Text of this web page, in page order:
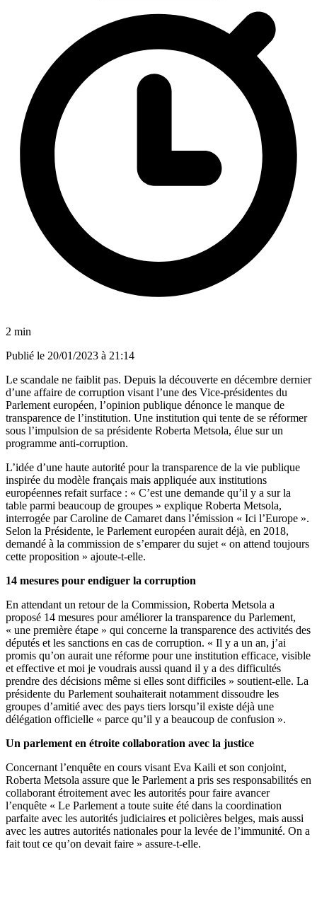
2 min
Publié le 20/01/2023 à 21:14
Le scandale ne faiblit pas. Depuis la découverte en décembre dernier
d’une affaire de corruption visant l’une des Vice-présidentes du
Parlement européen, l’opinion publique dénonce le manque de
transparence de l’institution. Une institution qui tente de se réformer
sous l’impulsion de sa présidente Roberta Metsola, élue sur un
programme anti-corruption.
L’idée d’une haute autorité pour la transparence de la vie publique
inspirée du modèle français mais appliquée aux institutions
européennes refait surface : « C’est une demande qu’il y a sur la
table parmi beaucoup de groupes » explique Roberta Metsola,
interrogée par Caroline de Camaret dans l’émission « Ici l’Europe ».
Selon la Présidente, le Parlement européen aurait déjà, en 2018,
demandé à la commission de s’emparer du sujet « on attend toujours
cette proposition » ajoute-t-elle.
14 mesures pour endiguer la corruption
En attendant un retour de la Commission, Roberta Metsola a
proposé 14 mesures pour améliorer la transparence du Parlement,
« une première étape » qui concerne la transparence des activités des
députés et les sanctions en cas de corruption. « Il y a un an, j’ai
promis qu’on aurait une réforme pour une institution efficace, visible
et effective et moi je voudrais aussi quand il y a des difficultés
prendre des décisions même si elles sont difficiles » soutient-elle. La
présidente du Parlement souhaiterait notamment dissoudre les
groupes d’amitié avec des pays tiers lorsqu’il existe déjà une
délégation officielle « parce qu’il y a beaucoup de confusion ».
Un parlement en étroite collaboration avec la justice
Concernant l’enquête en cours visant Eva Kaili et son conjoint,
Roberta Metsola assure que le Parlement a pris ses responsabilités en
collaborant étroitement avec les autorités pour faire avancer
l’enquête « Le Parlement a toute suite été dans la coordination
parfaite avec les autorités judiciaires et policières belges, mais aussi
avec les autres autorités nationales pour la levée de l’immunité. On a
fait tout ce qu’on devait faire » assure-t-elle.